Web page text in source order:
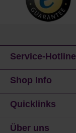
Service-Hotline
Shop Info
Quicklinks
Über uns